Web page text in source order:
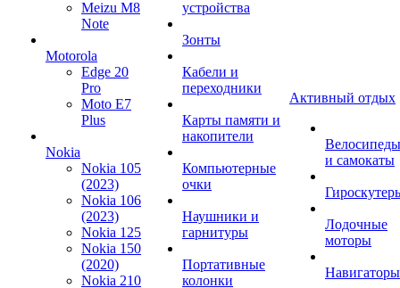
Meizu M8
Note
Motorola
Edge 20
Pro
Moto E7
Plus
Nokia
Nokia 105
(2023)
Nokia 106
(2023)
Nokia 125
Nokia 150
(2020)
Nokia 210
устройства
Зонты
Кабели и
переходники
Карты памяти и
накопители
Компьютерные
очки
Наушники и
гарнитуры
Портативные
колонки
Активный отдых
Велосипеды
и самокаты
Лодочные
моторы
Навигаторы